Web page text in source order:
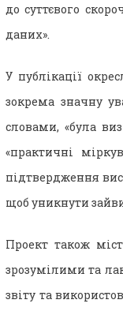
до суттєвого
даних».
У публікації
зокрема значну
словами, «була
«практичні
підтвердження
щоб уникнути
Проект також
зрозумілими та
звіту та